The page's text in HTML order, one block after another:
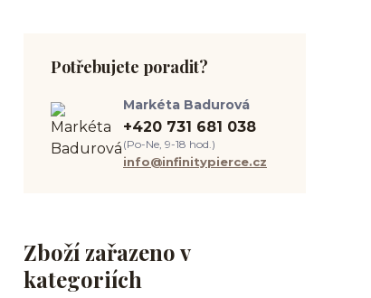
Zboží zařazeno v
kategoriích
Potřebujete poradit?
Markéta Badurová
+420 731 681 038
(Po-Ne, 9-18 hod.)
info@infinitypierce.cz